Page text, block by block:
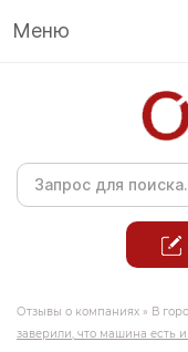
Меню
Отзывы о компаниях » В
заверили, что машина есть